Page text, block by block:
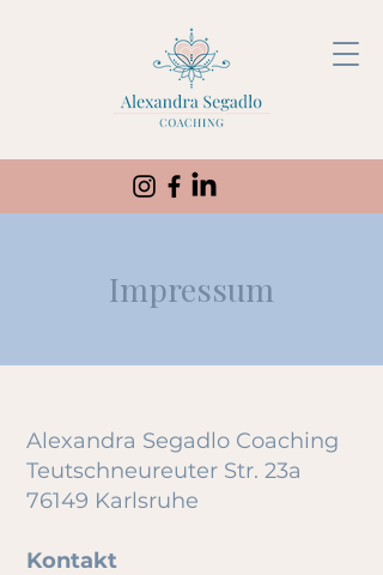
Impressum
Alexandra Segadlo Coaching
Teutschneureuter Str. 23a
76149 Karlsruhe
Kontakt